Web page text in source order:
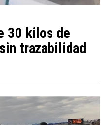
30 kilos de
trazabilidad